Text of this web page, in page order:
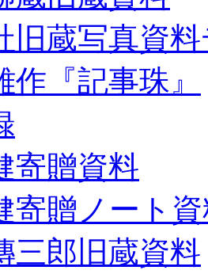
旧蔵写真資
作『記事珠』
寄贈資料
寄贈ノート
三郎旧蔵資料